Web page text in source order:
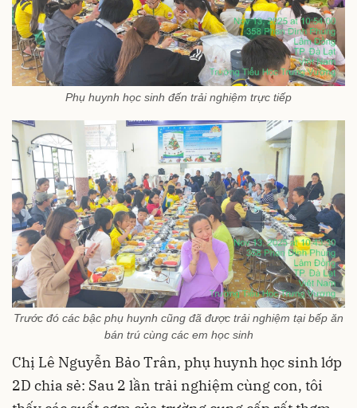
Phụ huynh học sinh đến trải nghiệm trực tiếp
Trước đó các bậc phụ huynh cũng đã được trải nghiệm tại bếp ăn
bán trú cùng các em học sinh
Chị Lê Nguyễn Bảo Trân, phụ huynh học sinh lớp
2D chia sẻ: Sau 2 lần trải nghiệm cùng con, tôi